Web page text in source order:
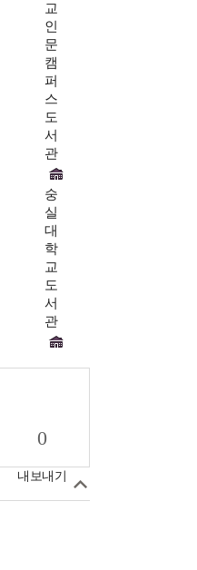
교
인
문
캠
퍼
스
도
서
관
숭
실
대
학
교
도
서
관
0
내보내기